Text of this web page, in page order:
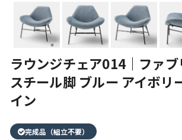
ラウンジチェア014｜ファ
スチール脚 ブルー アイボリ
イン
完成品（組立不要）